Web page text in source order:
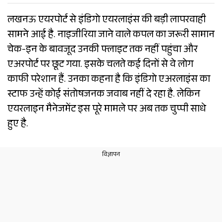
लखनऊ एयरपोर्ट से इंडिगो एयरलाइंस की बड़ी लापरवाही
सामने आई है. नाइजीरिया जाने वाले कपल का जरूरी सामान
चेक-इन के बावजूद उनकी फ्लाइट तक नहीं पहुंचा और
एअरपोर्ट पर छूट गया. इसके चलते कई दिनों से वे लोग
काफी परेशान हैं. उनका कहना है कि इंडिगो एअरलाइंस का
स्टाफ उन्हें कोई संतोषजनक जवाब नहीं दे रहा है. लेकिन
एयरलाइन मैनेजमेंट इस पूरे मामले पर अब तक चुप्पी साधे
हुए है.